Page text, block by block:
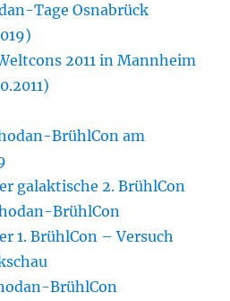
Tage Osnabrück
2011 in Mannheim
BrühlCon am
galaktische 2. BrühlCon
BrühlCon
1. BrühlCon – Versuch
BrühlCon